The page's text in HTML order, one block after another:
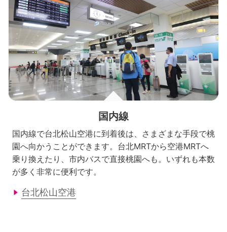
国内線
国内線で台北松山空港に到着後は、さまざまな手段で桃
園へ向かうことができます。台北MRTから空港MRTへ
乗り換えたり、市内バスで直接桃園へも。いずれも本数
が多く非常に便利です。
台北松山空港